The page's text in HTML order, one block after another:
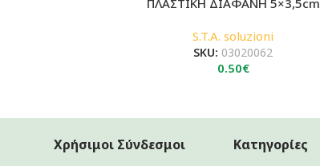
S.T.A. soluzioni
SKU: 03020062
0.50€
Χρήσιμοι Σύνδεσμοι
Κατηγορίες